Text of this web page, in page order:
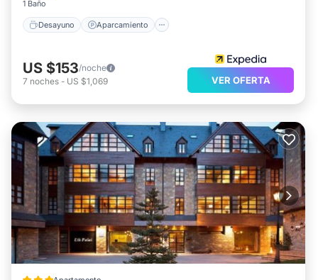
1 Baño
Desayuno Aparcamiento
US $153/noche
7 noches - US $1,069 VER OFERTA